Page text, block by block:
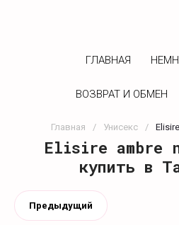
ГЛАВНАЯ
ВОЗВРАТ И ОБМЕН
Главная / Унисекс /
Elisire ambre
купить в
Предыдущий